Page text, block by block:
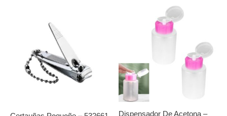
Dispensador De Acetona –